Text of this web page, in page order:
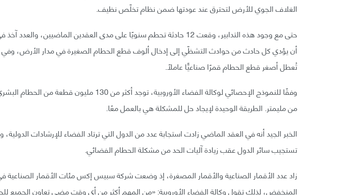
الغلاف الجوي للأرض لتحترق عند عودتها ضمن نظام تخلّص نظيف.
حتى مع وجود هذه التدابير، وقعت 12 حادثة تحطم سنويًا على مدى العقدين الماضيين،
أن يؤدي كل حادث من حوادث التشظّي إلى إدخال ألوف قطع الحطام الصغيرة في مدار الأرض، وفي
تُعطل أصغر قطع الحطام قمرًا صناعيًّا عاملًا.
وفقًا للنموذج الإحصائي لوكالة الفضاء الأوروبية، توجد أكثر من 130
من مليمتر. الطريقة الوحيدة لإيجاد حل للمشكلة هي بالعمل معًا.
الخبر الجيد أنه في العقد الماضي زادت استجابة عدد من الدول التي ترتاد الفضاء للإرشادات
تستجيب سائر الدول عقب زيادة آليات الحد من مشكلة الحطام الفضائي.
زاد عدد الأقمار الصناعية والأقمار المصغرة، إذ وضعت شركة سبيس إكس مئات الأقمار الصناعية
المنخفض، لذلك تقول وكالة الفضاء الأوروبية: «من المهم أكثر من أي وقت مضى تعاون الجميع